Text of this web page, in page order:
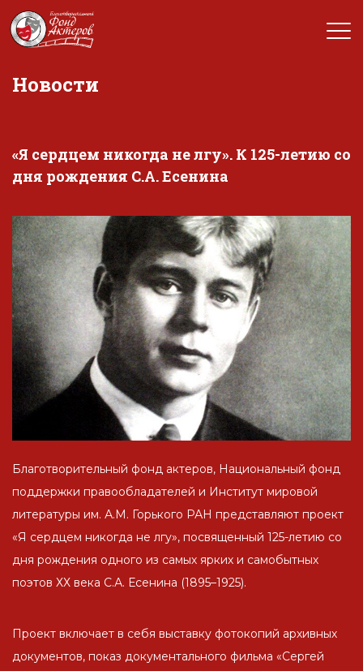
Новости
«Я сердцем никогда не лгу». К 125-летию со
дня рождения С.А. Есенина
Благотворительный фонд актеров, Национальный фонд
поддержки правообладателей и Институт мировой
литературы им. А.М. Горького РАН представляют проект
«Я сердцем никогда не лгу», посвященный 125-летию со
дня рождения одного из самых ярких и самобытных
поэтов ХХ века С.А. Есенина (1895–1925).
Проект включает в себя выставку фотокопий архивных
документов, показ документального фильма «Сергей